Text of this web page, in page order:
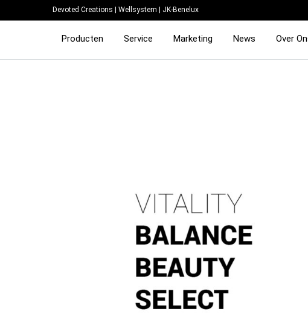
Devoted Creations Wellsystem JK-Benelux
Producten Service Marketing News Over